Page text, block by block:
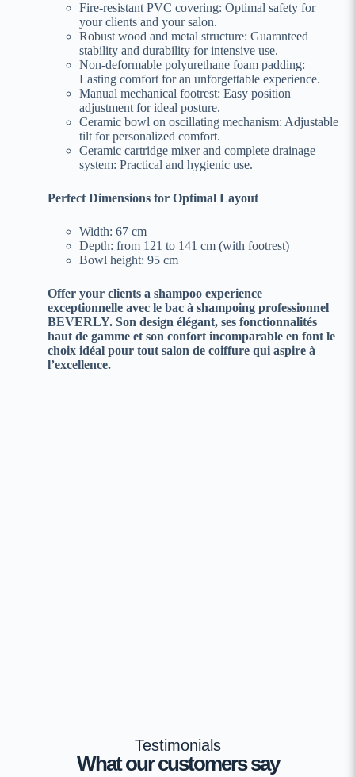
Fire-resistant PVC covering: Optimal safety for
your clients and your salon.
Robust wood and metal structure: Guaranteed
stability and durability for intensive use.
Non-deformable polyurethane foam padding:
Lasting comfort for an unforgettable experience.
Manual mechanical footrest: Easy position
adjustment for ideal posture.
Ceramic bowl on oscillating mechanism: Adjustable
tilt for personalized comfort.
Ceramic cartridge mixer and complete drainage
system: Practical and hygienic use.
Perfect Dimensions for Optimal Layout
Width: 67 cm
Depth: from 121 to 141 cm (with footrest)
Bowl height: 95 cm
Offer your clients a shampoo experience
exceptionnelle avec le bac à shampoing professionnel
BEVERLY. Son design élégant, ses fonctionnalités
haut de gamme et son confort incomparable en font le
choix idéal pour tout salon de coiffure qui aspire à
l’excellence.
Testimonials
What our customers say